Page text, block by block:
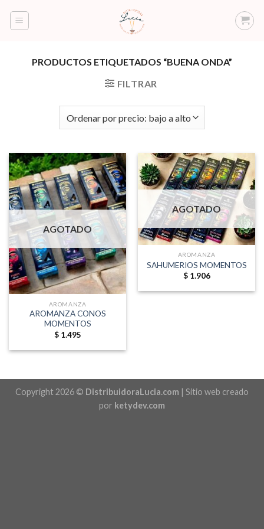
PRODUCTOS ETIQUETADOS “BUENA ONDA”
FILTRAR
AGOTADO
AROMANZA
AROMANZA CONOS
MOMENTOS
$1.495
AGOTADO
AROMANZA
SAHUMERIOS MOMENTOS
$1.906
Copyright 2026 © DistribuidoraLucia.com | Sitio web creado
por ketydev.com